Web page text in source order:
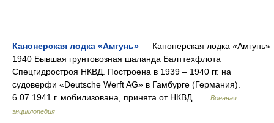
Канонерская лодка «Амгунь» — Канонерская лодка «Амгунь»
1940 Бывшая грунтовозная шаланда Балттехфлота
Спецгидростроя НКВД. Построена в 1939 – 1940 гг. на
судоверфи «Deutsche Werft AG» в Гамбурге (Германия).
6.07.1941 г. мобилизована, принята от НКВД …
Военная
энциклопедия